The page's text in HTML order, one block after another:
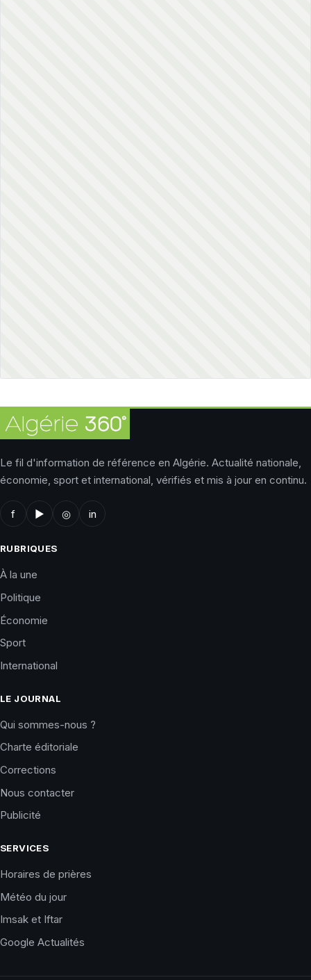
Le fil d'information de référence en Algérie. Actualité nationale,
économie, sport et international, vérifiés et mis à jour en continu.
f ▶ ◎ in
RUBRIQUES
À la une
Politique
Économie
Sport
International
LE JOURNAL
Qui sommes-nous ?
Charte éditoriale
Corrections
Nous contacter
Publicité
SERVICES
Horaires de prières
Météo du jour
Imsak et Iftar
Google Actualités